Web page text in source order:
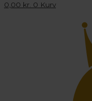
0,00 kr. 0 Kurv